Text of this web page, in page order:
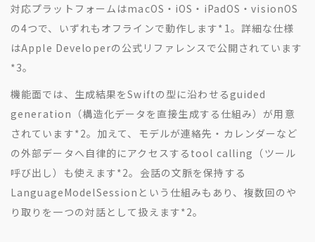
対応プラットフォームはmacOS・iOS・iPadOS・visionOS
の4つで、いずれもオフラインで動作します*1 。詳細な仕様
はApple Developerの公式リファレンスで公開されています
*3。
機能面では、生成結果をSwiftの型に沿わせるguided
generation（構造化データを直接生成する仕組み）が用意
されています*2。加えて、モデルが連絡先・カレンダーなど
の外部データへ自律的にアクセスするtool calling（ツール
呼び出し）も使えます*2。会話の文脈を保持する
LanguageModelSessionという仕組みもあり、複数回のや
り取りを一つの対話として扱えます*2。